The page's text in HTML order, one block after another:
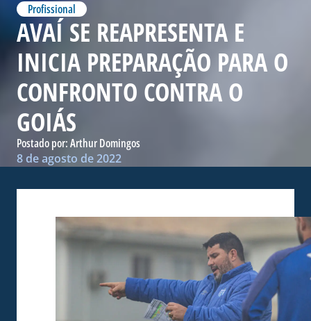
Profissional
AVAÍ SE REAPRESENTA E
INICIA PREPARAÇÃO PARA O
CONFRONTO CONTRA O
GOIÁS
Postado por:Arthur Domingos
8 de agosto de 2022